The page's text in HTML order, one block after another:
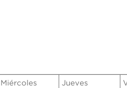
Miércoles Jueves